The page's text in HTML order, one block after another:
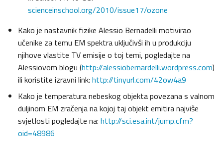
scienceinschool.org/2010/issue17/ozone
Kako je nastavnik fizike Alessio Bernadelli motivirao
učenike za temu EM spektra uključivši ih u produkciju
njihove vlastite TV emisije o toj temi, pogledajte na
Alessiovom blogu (http://alessiobernardelli.wordpress.com)
ili koristite izravni link: http://tinyurl.com/42ow4a9
Kako je temperatura nebeskog objekta povezana s valnom
duljinom EM zračenja na kojoj taj objekt emitira najviše
svjetlosti pogledajte na: http://sci.esa.int/jump.cfm?
oid=48986